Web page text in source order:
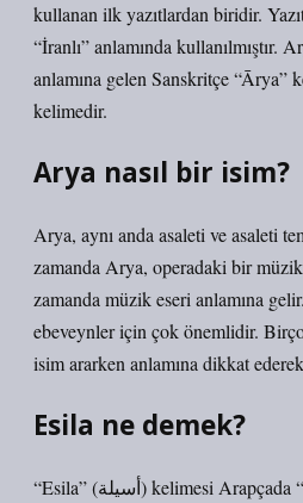
kullanan ilk yazıtlardan biridir.
“İranlı” anlamında kullanılmıştır.
anlamına gelen Sanskritçe “Ārya”
kelimedir.
Arya nasıl bir isim?
Arya, aynı anda asaleti ve asaleti
zamanda Arya, operadaki bir müzik
zamanda müzik eseri anlamına
ebeveynler için çok önemlidir.
isim ararken anlamına dikkat
Esila ne demek?
“Esila” (أسيلة) kelimesi Arapçada “akşam vakti” anlamına